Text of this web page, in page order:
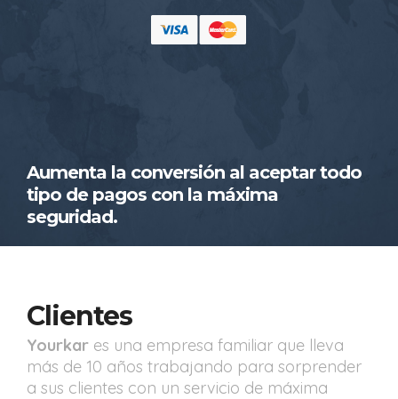
Aumenta la conversión al aceptar todo
tipo de pagos con la máxima
seguridad.
Clientes
Yourkar es una empresa familiar que lleva
más de 10 años trabajando para sorprender
a sus clientes con un servicio de máxima